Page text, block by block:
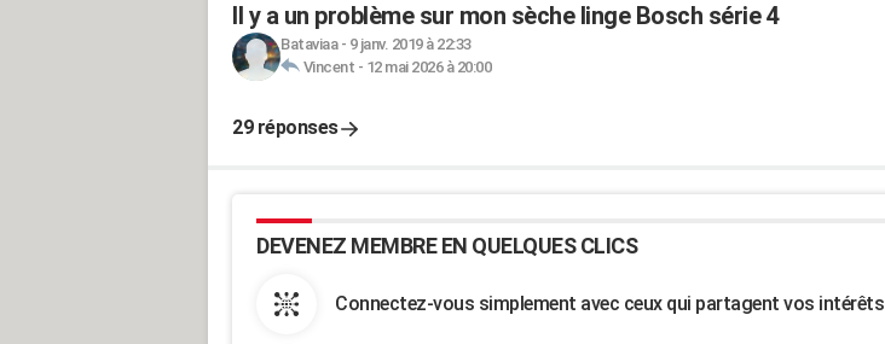
Il y a un problème sur mon sèche linge Bosch série 4
Bataviaa- 9 janv. 2019 à 22:33
Vincent - 12 mai 2026 à 20:00
29 réponses
DEVENEZ MEMBRE EN QUELQUES CLICS
Connectez-vous simplement avec ceux qui partagent vos intérêts